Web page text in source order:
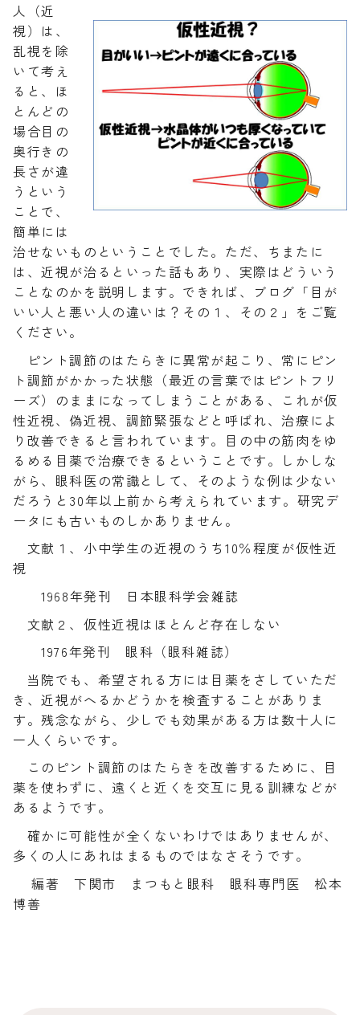
人（近
視）は、
乱視を除
いて考え
ると、ほ
とんどの
場合目の
奥行きの
長さが違
うという
ことで、
簡単には
治せないものということでした。ただ、ちまたに
は、近視が治るといった話もあり、実際はどういう
ことなのかを説明します。できれば、ブログ「目が
いい人と悪い人の違いは？その１、その２」をご覧
ください。
ピント調節のはたらきに異常が起こり、常にピン
ト調節がかかった状態（最近の言葉ではピントフリ
ーズ）のままになってしまうことがある、これが仮
性近視、偽近視、調節緊張などと呼ばれ、治療によ
り改善できると言われています。目の中の筋肉をゆ
るめる目薬で治療できるということです。しかしな
がら、眼科医の常識として、そのような例は少ない
だろうと30年以上前から考えられています。研究デ
ータにも古いものしかありません。
文献１、小中学生の近視のうち10％程度が仮性近
視
1968年発刊 日本眼科学会雑誌
文献２、仮性近視はほとんど存在しない
1976年発刊 眼科（眼科雑誌）
当院でも、希望される方には目薬をさしていただ
き、近視がへるかどうかを検査することがありま
す。残念ながら、少しでも効果がある方は数十人に
一人くらいです。
このピント調節のはたらきを改善するために、目
薬を使わずに、遠くと近くを交互に見る訓練などが
あるようです。
確かに可能性が全くないわけではありませんが、
多くの人にあれはまるものではなさそうです。
編著 下関市 まつもと眼科 眼科専門医 松本
博善